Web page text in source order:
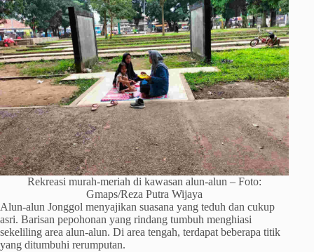
Rekreasi murah-meriah di kawasan alun-alun – Foto:
Gmaps/Reza Putra Wijaya
Alun-alun Jonggol menyajikan suasana yang teduh dan cukup
asri. Barisan pepohonan yang rindang tumbuh menghiasi
sekeliling area alun-alun. Di area tengah, terdapat beberapa titik
yang ditumbuhi rerumputan.